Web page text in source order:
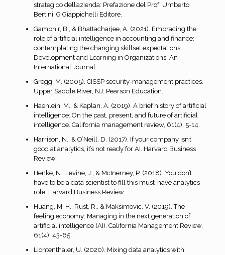
strategico dell’azienda: Prefazione del Prof. Umberto
Bertini. G Giappichelli Editore.
Gambhir, B., & Bhattacharjee, A. (2021). Embracing the
role of artificial intelligence in accounting and finance:
contemplating the changing skillset expectations.
Development and Learning in Organizations: An
International Journal.
Gregg, M. (2005). CISSP security-management practices.
Upper Saddle River, NJ: Pearson Education.
Haenlein, M., & Kaplan, A. (2019). A brief history of artificial
intelligence: On the past, present, and future of artificial
intelligence. California management review, 61(4), 5-14.
Harrison, N., & O’Neill, D. (2017). If your company isn’t
good at analytics, it’s not ready for AI. Harvard Business
Review.
Henke, N., Levine, J., & McInerney, P. (2018). You don’t
have to be a data scientist to fill this must-have analytics
role. Harvard Business Review.
Huang, M. H., Rust, R., & Maksimovic, V. (2019). The
feeling economy: Managing in the next generation of
artificial intelligence (AI). California Management Review,
61(4), 43-65.
Lichtenthaler, U. (2020). Mixing data analytics with